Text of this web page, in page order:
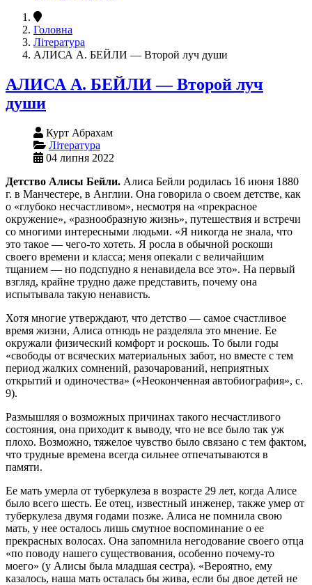
Головна
Література
АЛИСА А. БЕЙЛИ — Второй луч души
АЛИСА А. БЕЙЛИ — Второй луч
души
Курт Абрахам
Література
04 липня 2022
Детство Алисы Бейли. Алиса Бейли родилась 16 июня 1880
г. в Манчестере, в Англии. Она говорила о своем детстве, как
о «глубоко несчастливом», несмотря на «прекрасное
окружение», «разнообразную жизнь», путешествия и встречи
со многими интересными людьми. «Я никогда не знала, что
это такое — чего-то хотеть. Я росла в обычной роскоши
своего времени и класса; меня опекали с величайшим
тщанием — но подспудно я ненавидела все это». На первый
взгляд, крайне трудно даже представить, почему она
испытывала такую ненависть.
Хотя многие утверждают, что детство — самое счастливое
время жизни, Алиса отнюдь не разделяла это мнение. Ее
окружали физический комфорт и роскошь. То были годы
«свободы от всяческих материальных забот, но вместе с тем
период жалких сомнений, разочарований, неприятных
открытий и одиночества» («Неоконченная автобиография», с.
9).
Размышляя о возможных причинах такого несчастливого
состояния, она приходит к выводу, что не все было так уж
плохо. Возможно, тяжелое чувство было связано с тем фактом,
что трудные времена всегда сильнее отпечатываются в
памяти.
Ее мать умерла от туберкулеза в возрасте 29 лет, когда Алисе
было всего шесть. Ее отец, известный инженер, также умер от
туберкулеза двумя годами позже. Алиса не помнила свою
мать, у нее осталось лишь смутное воспоминание о ее
прекрасных волосах. Она запомнила негодование своего отца
«по поводу нашего существования, особенно почему-то
моего» (у Алисы была младшая сестра). «Вероятно, ему
казалось, наша мать осталась бы жива, если бы двое детей не